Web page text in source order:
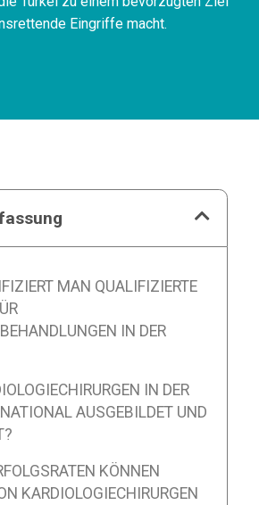
Eingriffe macht.
MAN QUALIFIZIERTE
IN DER
IN DER
AUSGEBILDET UND
KÖNNEN
KARDIOLOGIECHIRURGEN